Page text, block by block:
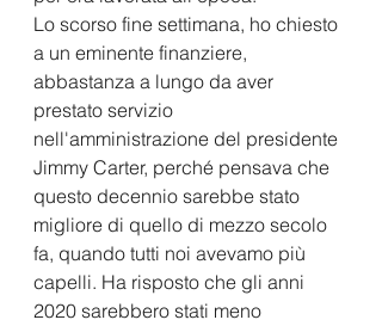
Lo scorso fine settimana, ho chiesto
a un eminente finanziere,
abbastanza a lungo da aver
prestato servizio
nell'amministrazione del presidente
Jimmy Carter, perché pensava che
questo decennio sarebbe stato
migliore di quello di mezzo secolo
fa, quando tutti noi avevamo più
capelli. Ha risposto che gli anni
2020 sarebbero stati meno